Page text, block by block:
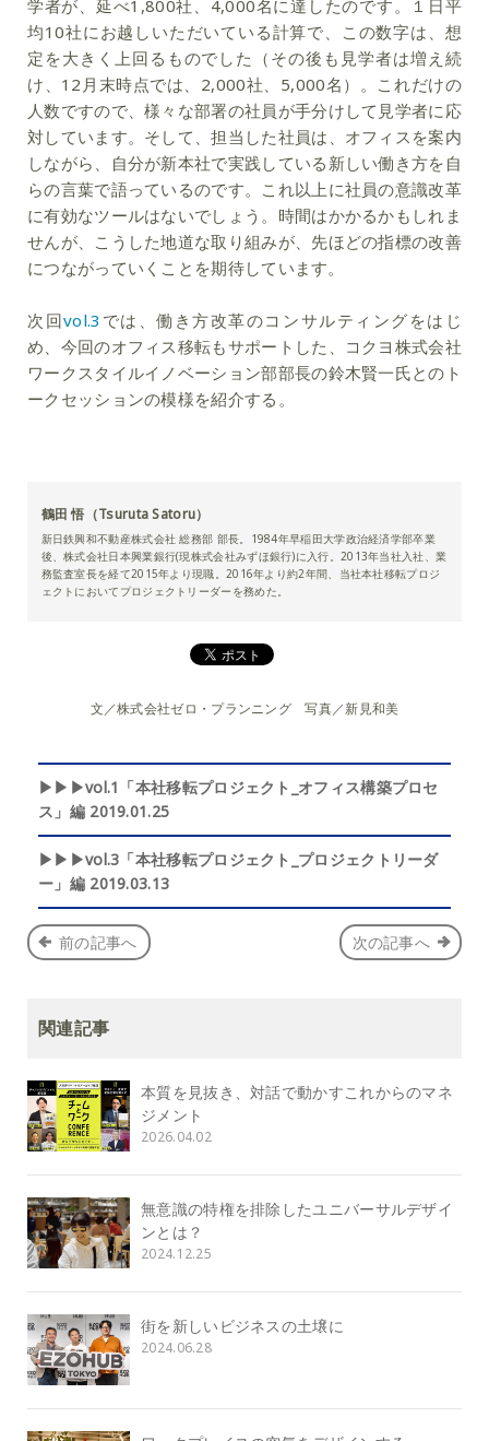
学者が、延べ1,800社、4,000名に達したのです。１日平
均10社にお越しいただいている計算で、この数字は、想
定を大きく上回るものでした（その後も見学者は増え続
け、12月末時点では、2,000社、5,000名）。これだけの
人数ですので、様々な部署の社員が手分けして見学者に応
対しています。そして、担当した社員は、オフィスを案内
しながら、自分が新本社で実践している新しい働き方を自
らの言葉で語っているのです。これ以上に社員の意識改革
に有効なツールはないでしょう。時間はかかるかもしれま
せんが、こうした地道な取り組みが、先ほどの指標の改善
につながっていくことを期待しています。
次回vol.3 では、働き方改革のコンサルティングをはじ
め、今回のオフィス移転もサポートした、コクヨ株式会社
ワークスタイルイノベーション部部長の鈴木賢一氏とのト
ークセッションの模様を紹介する。
鶴田 悟（Tsuruta Satoru）
新日鉄興和不動産株式会社 総務部 部長。1984年早稲田大学政治経済学部卒業
後、株式会社日本興業銀行(現株式会社みずほ銀行)に入行。2013年当社入社、業
務監査室長を経て2015年より現職。2016年より約2年間、当社本社移転プロジ
ェクトにおいてプロジェクトリーダーを務めた。
文／株式会社ゼロ・プランニング 写真／新見和美
▶▶▶vol.1「本社移転プロジェクト_オフィス構築プロセ
ス」編 2019.01.25
▶▶▶vol.3「本社移転プロジェクト_プロジェクトリーダ
ー」編 2019.03.13
前の記事へ 次の記事へ
関連記事
本質を見抜き、対話で動かすこれからのマネ
ジメント
2026.04.02
無意識の特権を排除したユニバーサルデザイ
ンとは？
2024.12.25
街を新しいビジネスの土壌に
2024.06.28